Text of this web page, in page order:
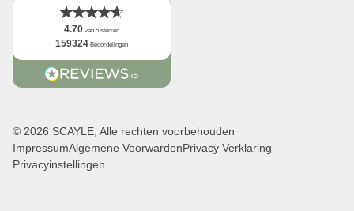
4.70 van 5 sterren
159324 Beoordelingen
© 2026 SCAYLE, Alle rechten voorbehouden
ImpressumAlgemene VoorwardenPrivacy Verklaring
Privacyinstellingen